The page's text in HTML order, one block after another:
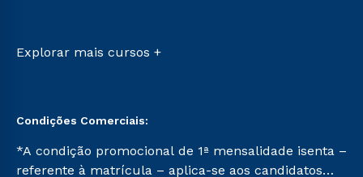
Vestibular Mérito
Vestibular Solidário
Canais de Atendimento
Explorar mais cursos +
Condições Comerciais:
*A condição promocional de 1ª mensalidade isenta –
referente à matrícula – aplica-se aos candidatos